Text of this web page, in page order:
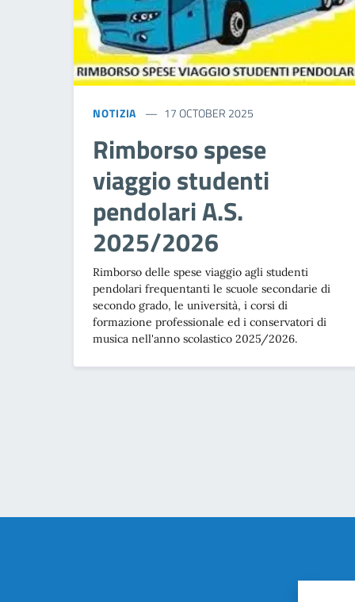
NOTIZIA 17 OCTOBER 2025
Rimborso spese
viaggio studenti
pendolari A.S.
2025/2026
Rimborso delle spese viaggio agli studenti
pendolari frequentanti le scuole secondarie di
secondo grado, le università, i corsi di
formazione professionale ed i conservatori di
musica nell'anno scolastico 2025/2026.